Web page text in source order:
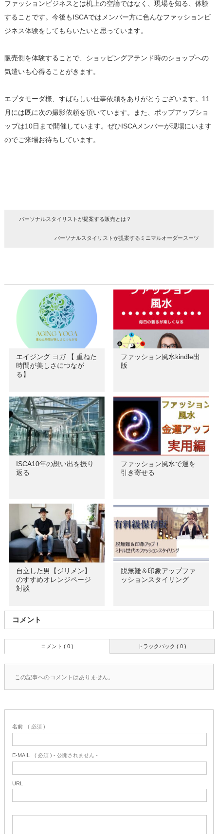
ファッションビジネスとは机上の空論ではなく、現場を知る、体験
することです。今後もISCAではメンバー方に色んなファッションビ
ジネス体験をしてもらいたいと思っています。
販売側を体験することで、ショッピングアテンド時のショップへの
気遣いも心得ることがきます。
エプタモーダ様、すばらしい仕事依頼をありがとうございます。11
月には既に次の撮影依頼を頂いています。また、ポップアップショ
ップは10日まで開催しています。ぜひISCAメンバーが現場にいます
のでご来場お待ちしています。
パーソナルスタイリストが提案する販売とは？
パーソナルスタイリストが提案するミニマルオーダースーツ
エイジング ヨガ 【 重ねた
時間が美しさにつなが
る】
ファッション風水kindle出
版
ISCA10年の想い出を振り
返る
ファッション風水で運を
引き寄せる
自立した男【ジリメン】
のすすめオレンジページ
対談
脱無難＆印象アップファ
ッションスタイリング
コメント
トラックバック ( 0 )
コメント ( 0 )
この記事へのコメントはありません。
名前 ( 必須 )
E-MAIL ( 必須 ) - 公開されません -
URL